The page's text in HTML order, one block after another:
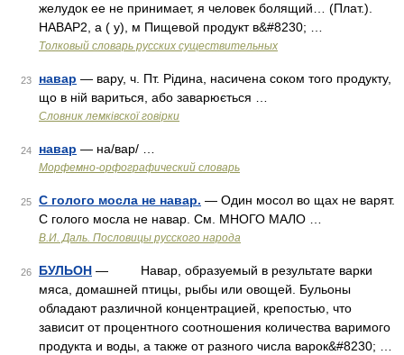
желудок ее не принимает, я человек болящий… (Плат.).
НАВАР2, а ( у), м Пищевой продукт в&#8230; …
Толковый словарь русских существительных
23 навар — вару, ч. Пт. Рідина, насичена соком того продукту,
що в ній вариться, або заварюється …
Словник лемківскої говірки
24 навар — на/вар/ …
Морфемно-орфографический словарь
25 С голого мосла не навар. — Один мосол во щах не варят.
С голого мосла не навар. См. МНОГО МАЛО …
В.И. Даль. Пословицы русского народа
26 БУЛЬОН — Навар, образуемый в результате варки
мяса, домашней птицы, рыбы или овощей. Бульоны
обладают различной концентрацией, крепостью, что
зависит от процентного соотношения количества варимого
продукта и воды, а также от разного числа варок&#8230; …